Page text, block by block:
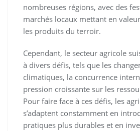
nombreuses régions, avec des
marchés locaux mettant en
les produits du terroir.
Cependant, le secteur agricole
à divers défis, tels que les
climatiques, la concurrence
pression croissante sur les
Pour faire face à ces défis, les
s’adaptent constamment en
pratiques plus durables et en